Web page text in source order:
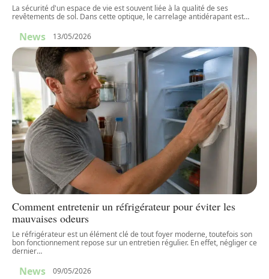
La sécurité d'un espace de vie est souvent liée à la qualité de ses
revêtements de sol. Dans cette optique, le carrelage antidérapant est…
News 13/05/2026
Comment entretenir un réfrigérateur pour éviter les
mauvaises odeurs
Le réfrigérateur est un élément clé de tout foyer moderne, toutefois son
bon fonctionnement repose sur un entretien régulier. En effet, négliger ce
dernier…
News 09/05/2026